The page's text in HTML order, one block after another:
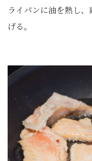
ライパンに油を熱し
げる。